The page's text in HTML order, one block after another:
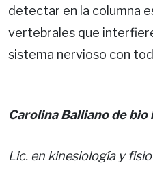
detectar en la columna
vertebrales que
sistema nervioso con
Carolina Balliano de bio
Lic. en kinesiología y